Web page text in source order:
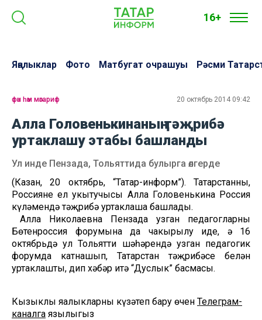
16+
Яңалыклар Фото Матбугат очрашуы Рәсми
фән һәм мәгариф 20 октябрь 2014 09:42
Алла Головенькинаның тәҗрибә
уртаклашу этабы башланды
Ул инде Пензада, Тольяттида булырга өлгерде
(Казан, 20 октябрь, “Татар-информ”). Татарстанның,
Россиянең ел укытучысы Алла Головенькина Россия
күләмендә тәҗрибә уртаклаша башлады.
Алла Николаевна Пензада узган педагогларның
Бөтенроссия форумына да чакырылу иде, ә 16
октябрьдә ул Тольятти шәһәрендә узган педагогик
форумда катнашып, Татарстан тәҗрибәсе белән
уртаклашты, дип хәбәр итә “Дуслык” басмасы.
Кызыклы яңалыкларны күзәтеп бару өчен Телеграм-
каналга язылыгыз